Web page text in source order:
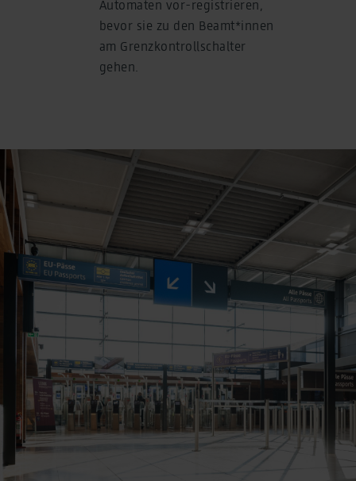
Automaten vor-registrieren,
bevor sie zu den Beamt*innen
am Grenzkontrollschalter
gehen.